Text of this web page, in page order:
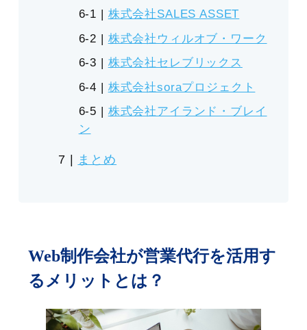
株式会社SALES ASSET
株式会社ウィルオブ・ワーク
株式会社セレブリックス
株式会社soraプロジェクト
株式会社アイランド・ブレイ
ン
まとめ
Web制作会社が営業代行を活用す
るメリットとは？